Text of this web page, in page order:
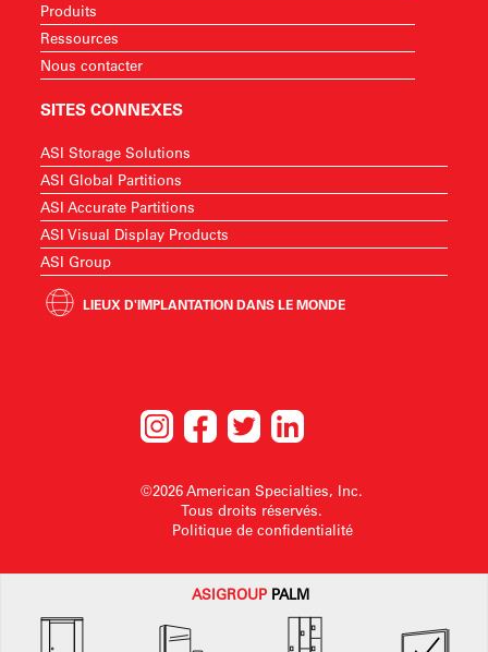
ASIGROUP PALM
Produits
Ressources
Nous contacter
SITES CONNEXES
ASI Storage Solutions
ASI Global Partitions
ASI Accurate Partitions
ASI Visual Display Products
ASI Group
LIEUX D'IMPLANTATION DANS LE MONDE
©2026 American Specialties, Inc.
Tous droits réservés.
Politique de confidentialité